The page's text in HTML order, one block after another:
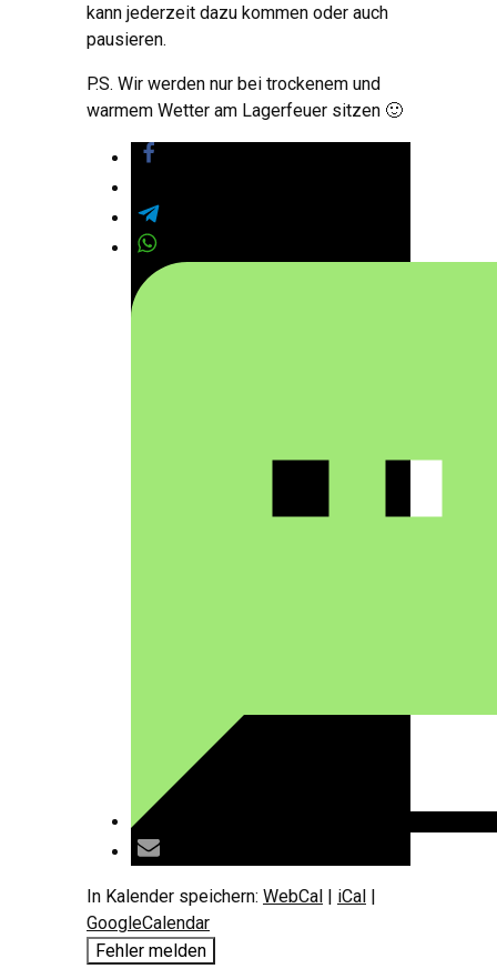
kann jederzeit dazu kommen oder auch
pausieren.
P.S. Wir werden nur bei trockenem und
warmem Wetter am Lagerfeuer sitzen 🙂
In Kalender speichern: WebCal | iCal |
GoogleCalendar
Fehler melden